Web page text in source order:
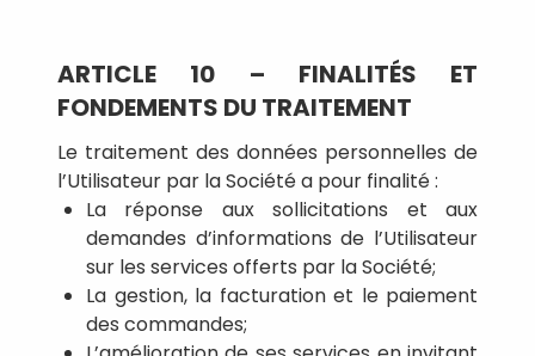
ARTICLE 10 – FINALITÉS ET
FONDEMENTS DU TRAITEMENT
Le traitement des données personnelles de
l’Utilisateur par la Société a pour finalité :
La réponse aux sollicitations et aux
demandes d’informations de l’Utilisateur
sur les services offerts par la Société;
La gestion, la facturation et le paiement
des commandes;